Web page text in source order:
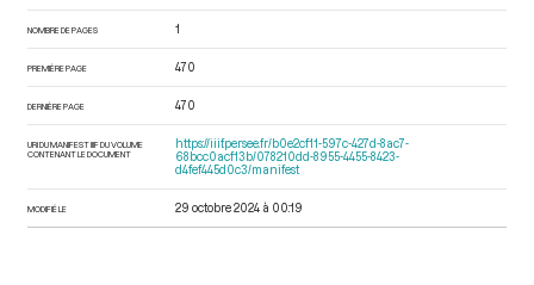
NOMBRE DE PAGES 1
PREMIÈRE PAGE 470
DERNIÈRE PAGE 470
URI DU MANIFEST IIIF DU VOLUME
CONTENANT LE DOCUMENT
https://iiif.persee.fr/b0e2cf11-597c-427d-8ac7-
68bcc0acf13b/078210dd-8955-4455-8423-
d4fef445d0c3/manifest
MODIFIÉ LE 29 octobre 2024 à 00:19